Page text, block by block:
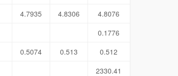
4.7935 4.8306
4.8076
0.1776
0.5074 0.513
0.512
2330.41